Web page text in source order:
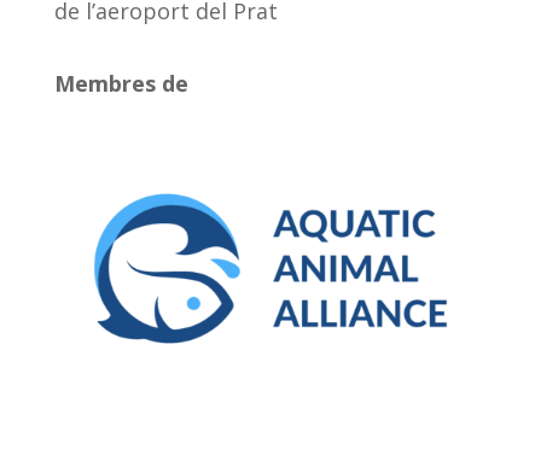
de l’aeroport del Prat
Membres de